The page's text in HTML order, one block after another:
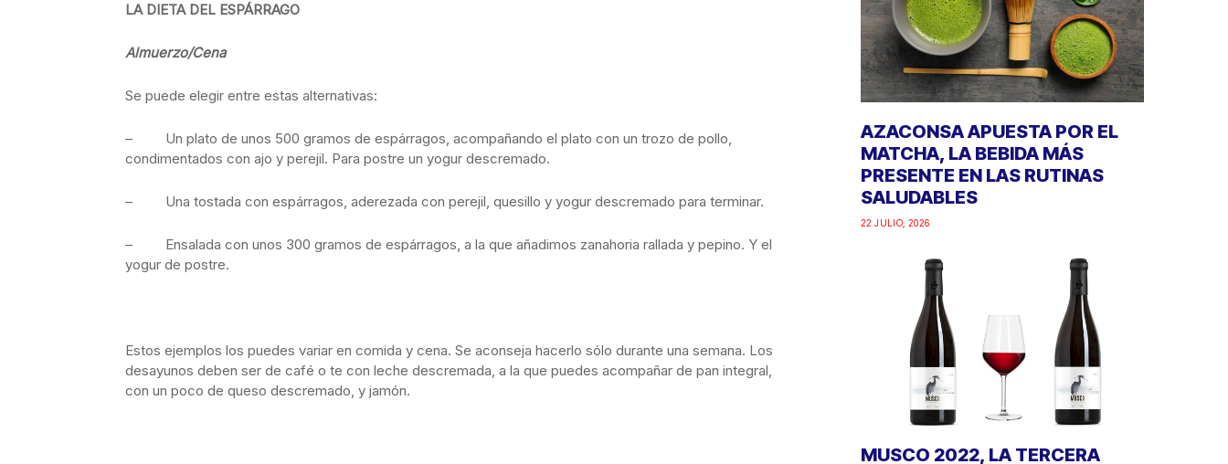
LA DIETA DEL ESPÁRRAGO
Almuerzo/Cena
Se puede elegir entre estas alternativas:
– Un plato de unos 500 gramos de espárragos, acompañando el plato con un trozo de pollo,
condimentados con ajo y perejil. Para postre un yogur descremado.
– Una tostada con espárragos, aderezada con perejil, quesillo y yogur descremado para terminar.
– Ensalada con unos 300 gramos de espárragos, a la que añadimos zanahoria rallada y pepino. Y el
yogur de postre.
Estos ejemplos los puedes variar en comida y cena. Se aconseja hacerlo sólo durante una semana. Los
desayunos deben ser de café o te con leche descremada, a la que puedes acompañar de pan integral,
con un poco de queso descremado, y jamón.
AZACONSA APUESTA POR EL
MATCHA, LA BEBIDA MÁS
PRESENTE EN LAS RUTINAS
SALUDABLES
22 JULIO, 2026
MUSCO 2022, LA TERCERA